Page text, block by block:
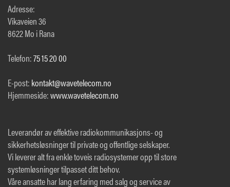
Adresse:
Vikaveien 36
8622 Mo i Rana
Telefon:75 15 20 00
E-post: kontakt@wavetelecom.no
Hjemmeside:www.wavetelecom.no
Leverandør av effektive radiokommunikasjons- og
sikkerhetsløsninger til private og offentlige selskaper.
Vi leverer alt fra enkle toveis radiosystemer opp til store
systemløsninger tilpasset ditt behov.
Våre ansatte har lang erfaring med salg og service av